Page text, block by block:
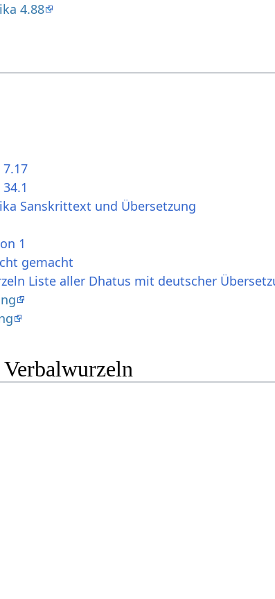
4.88
Sanskrittext und Übersetzung
1
gemacht
Liste aller Dhatus mit deutscher